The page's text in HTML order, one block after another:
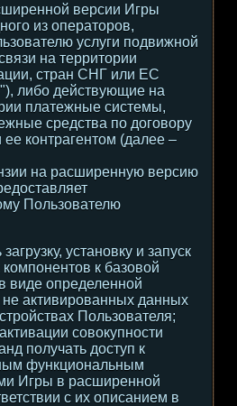
версии Игры
из операторов,
услуги подвижной
на территории
стран СНГ или ЕС
либо действующие на
платежные системы,
средства по договору
контрагентом (далее –
на расширенную версию
Пользователю
установку и запуск
к базовой
виде определенной
не активированных данных
Пользователя;
совокупности
получать доступ к
функциональным
Игры в расширенной
с их описанием в